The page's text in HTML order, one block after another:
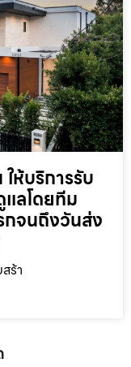
ห้บริการรับ
ลโดยทีม
จนถึงวันส่ง
ร้า